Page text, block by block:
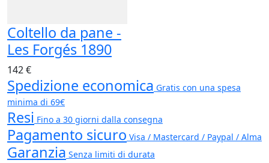
Coltello da pane -
Les Forgés 1890
142 €
Spedizione economica Gratis con una spesa
minima di 69€
Resi Fino a 30 giorni dalla consegna
Pagamento sicuro Visa / Mastercard / Paypal / Alma
Garanzia Senza limiti di durata